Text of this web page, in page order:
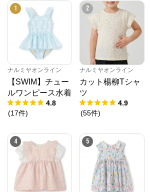
1
ナルミヤオンライン
【SWIM】チュー
ルワンピース水着
4.8
(17件)
2
ナルミヤオンライン
カット楊柳Tシャ
ツ
4.9
(55件)
4 5